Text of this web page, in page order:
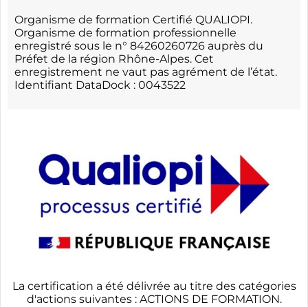
Organisme de formation Certifié QUALIOPI.
Organisme de formation professionnelle
enregistré sous le n° 84260260726 auprès du
Préfet de la région Rhône-Alpes. Cet
enregistrement ne vaut pas agrément de l’état.
Identifiant DataDock : 0043522
La certification a été délivrée au titre des catégories
d'actions suivantes : ACTIONS DE FORMATION.